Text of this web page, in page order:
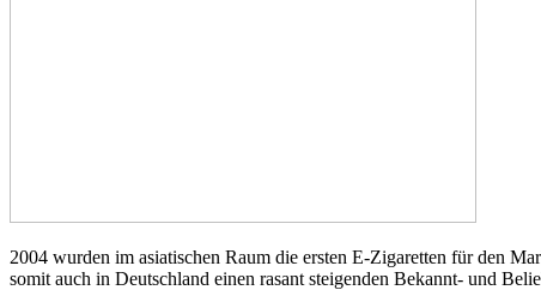
2004 wurden im asiatischen Raum die ersten E-Zigaretten für den
somit auch in Deutschland einen rasant steigenden Bekannt- und